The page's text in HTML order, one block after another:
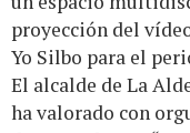
proyección del
Yo Silbo para el
El alcalde de La
ha valorado con